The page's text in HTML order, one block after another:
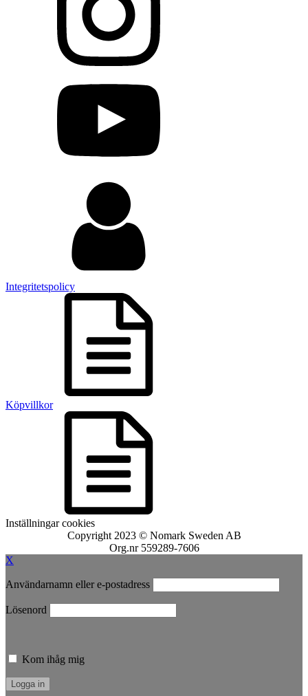
Integritetspolicy
Köpvillkor
Inställningar cookies
Copyright 2023 © Nomark Sweden AB
Org.nr 559289-7606
X
Användarnamn eller e-postadress
Lösenord
Kom ihåg mig